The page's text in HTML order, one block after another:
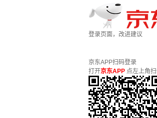
登录页面，改进建议
京东APP扫码登录
打开京东APP 点左上角